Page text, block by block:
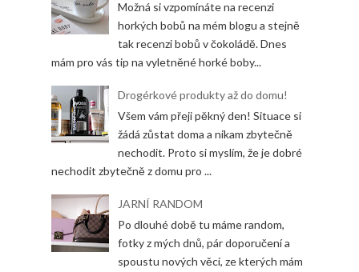
Možná si vzpomínáte na recenzi
horkých bobů na mém blogu a stejně
tak recenzi bobů v čokoládě. Dnes
mám pro vás tip na vyletněné horké boby...
Drogérkové produkty až do domu!
Všem vám přeji pěkný den! Situace si
žádá zůstat doma a nikam zbytečně
nechodit. Proto si myslím, že je dobré
nechodit zbytečně z domu pro ...
JARNÍ RANDOM
Po dlouhé době tu máme random,
fotky z mých dnů, pár doporučení a
spoustu nových věcí, ze kterých mám